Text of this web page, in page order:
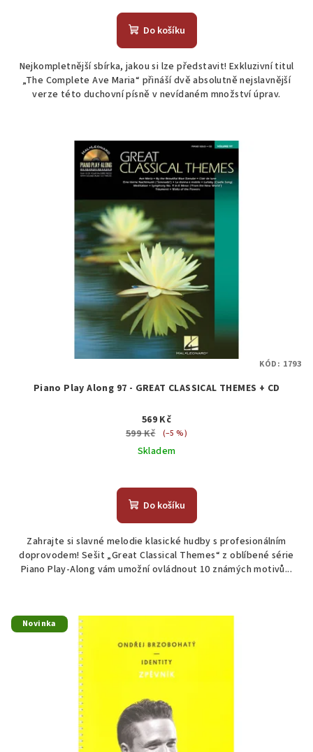
Do košíku
Nejkompletnější sbírka, jakou si lze představit! Exkluzivní titul
„The Complete Ave Maria“ přináší dvě absolutně nejslavnější
verze této duchovní písně v nevídaném množství úprav.
Piano Play Along 97 - GREAT CLASSICAL THEMES + CD
569 Kč
599 Kč
(–5 %)
Skladem
Do košíku
Zahrajte si slavné melodie klasické hudby s profesionálním
doprovodem! Sešit „Great Classical Themes“ z oblíbené série
Piano Play-Along vám umožní ovládnout 10 známých motivů...
KÓD: 1793
Novinka